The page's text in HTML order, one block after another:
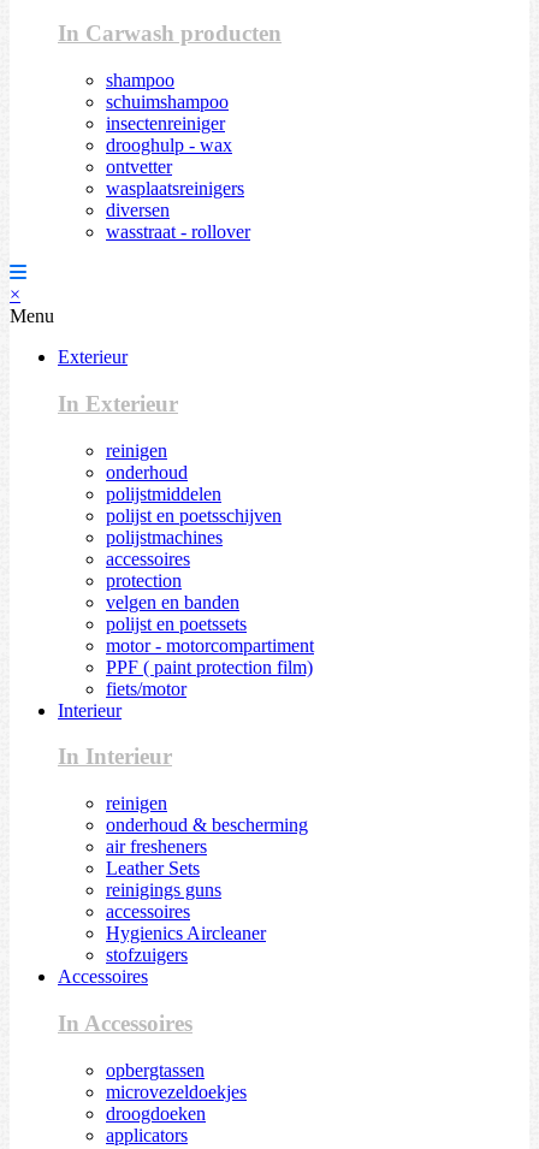
In Carwash producten
shampoo
schuimshampoo
insectenreiniger
drooghulp - wax
ontvetter
wasplaatsreinigers
diversen
wasstraat - rollover
×
Menu
Exterieur
In Exterieur
reinigen
onderhoud
polijstmiddelen
polijst en poetsschijven
polijstmachines
accessoires
protection
velgen en banden
polijst en poetssets
motor - motorcompartiment
PPF ( paint protection film)
fiets/motor
Interieur
In Interieur
reinigen
onderhoud & bescherming
air fresheners
Leather Sets
reinigings guns
accessoires
Hygienics Aircleaner
stofzuigers
Accessoires
In Accessoires
opbergtassen
microvezeldoekjes
droogdoeken
applicators